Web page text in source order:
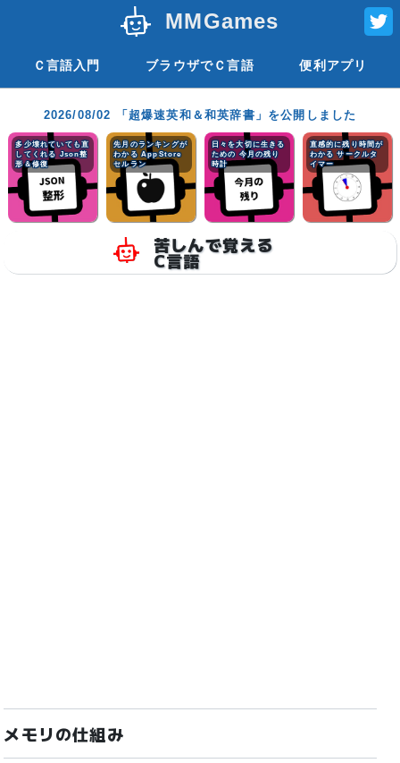
MMGames
Ｃ言語入門 ブラウザでＣ言語 便利アプリ
2026/08/02 「超爆速英和＆和英辞書」を公開しました
多少壊れていても直
してくれる Json整
形＆修復
先月のランキングが
わかる AppStore
セルラン
日々を大切に生きる
ための 今月の残り
時計
直感的に残り時間が
わかる サークルタ
イマー
苦しんで覚える
C言語
メモリの仕組み